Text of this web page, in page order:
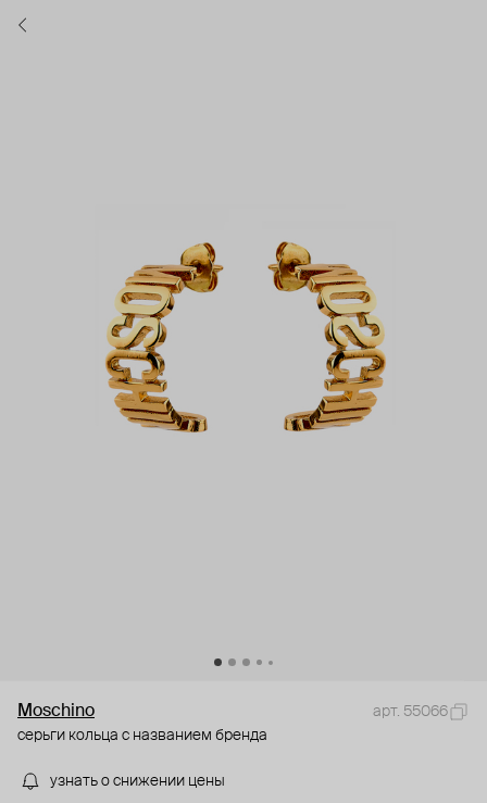
Moschino
арт. 55066
серьги кольца с названием бренда
узнать о снижении цены